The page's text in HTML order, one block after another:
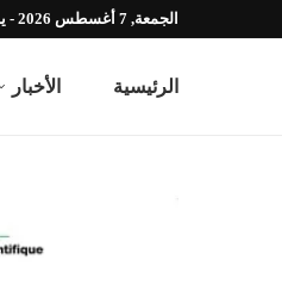
الجمعة, 7 أغسطس 2026 - يومًا سعيدًا!
الرئيسية الأخبار